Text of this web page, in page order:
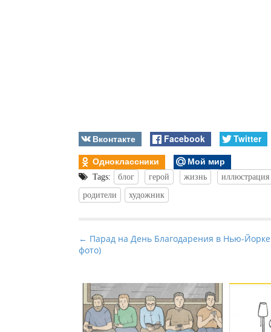
Вконтакте Facebook
Twitter
Одноклассники
Мой мир
Tags: блог герой жизнь
иллюстрация
родители
художник
P
o
n
a
← Парад на День Благодарения в Нью-
фото)